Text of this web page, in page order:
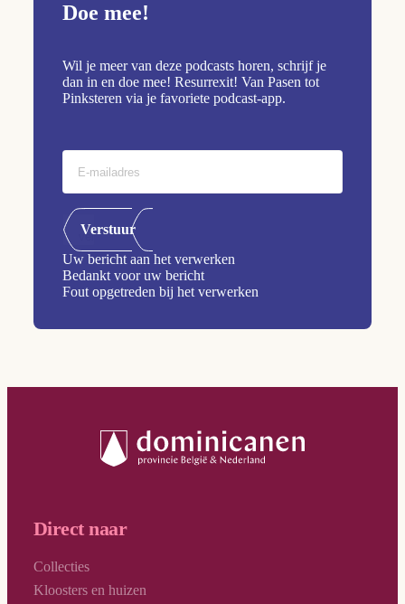
Doe mee!
Wil je meer van deze podcasts horen, schrijf je
dan in en doe mee! Resurrexit! Van Pasen tot
Pinksteren via je favoriete podcast-app.
Verstuur
Uw bericht aan het verwerken
Bedankt voor uw bericht
Fout opgetreden bij het verwerken
Direct naar
Collecties
Kloosters en huizen